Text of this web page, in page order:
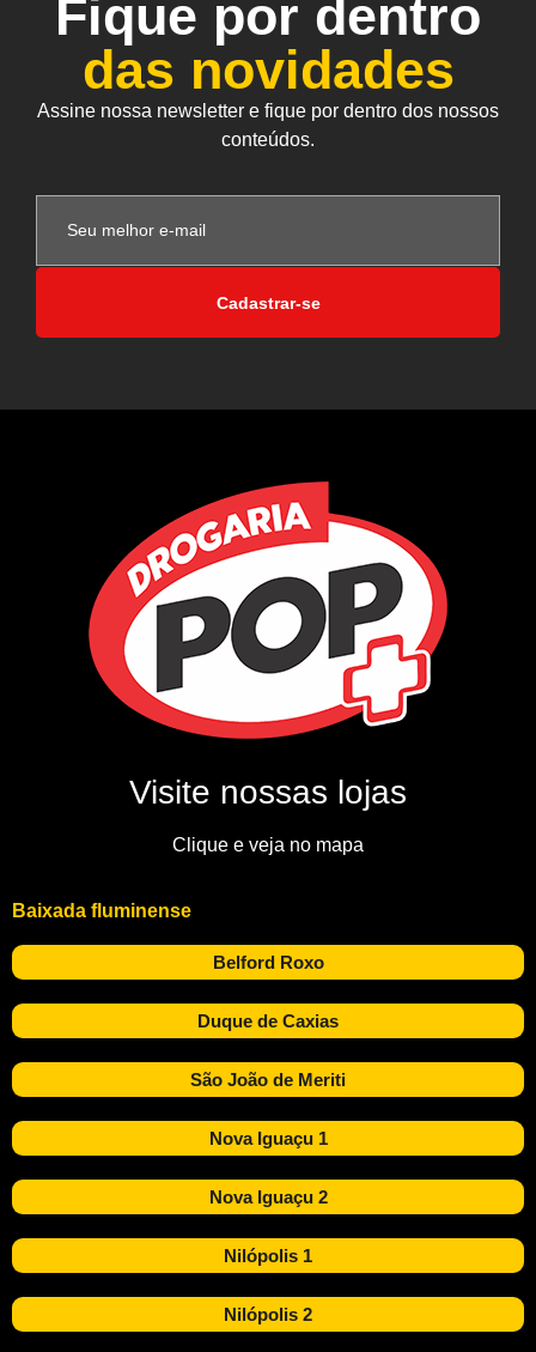
Fique por dentro
das novidades
Assine nossa newsletter e fique por dentro dos nossos
conteúdos.
Cadastrar-se
Visite nossas lojas
Clique e veja no mapa
Baixada fluminense
Belford Roxo
Duque de Caxias
São João de Meriti
Nova Iguaçu 1
Nova Iguaçu 2
Nilópolis 1
Nilópolis 2